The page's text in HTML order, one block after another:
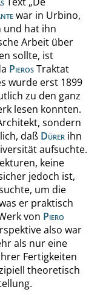
war in Urbino,
und hat ihn
Arbeit über
sollte, ist
PierosTraktat
wurde erst 1899
zu den ganz
lesen konnten.
sondern
daß Dürer ihn
aufsuchte.
keine
jedoch ist,
um die
er praktisch
von Piero
also war
als nur eine
Fertigkeiten
theoretisch